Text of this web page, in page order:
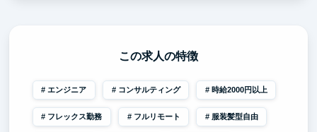
この求人の特徴
エンジニア コンサルティング 時給2000円以上
フレックス勤務 フルリモート 服装髪型自由